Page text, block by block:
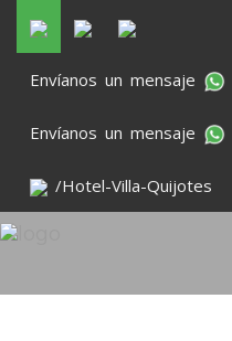
Envíanos un mensaje
Envíanos un mensaje
/Hotel-Villa-Quijotes